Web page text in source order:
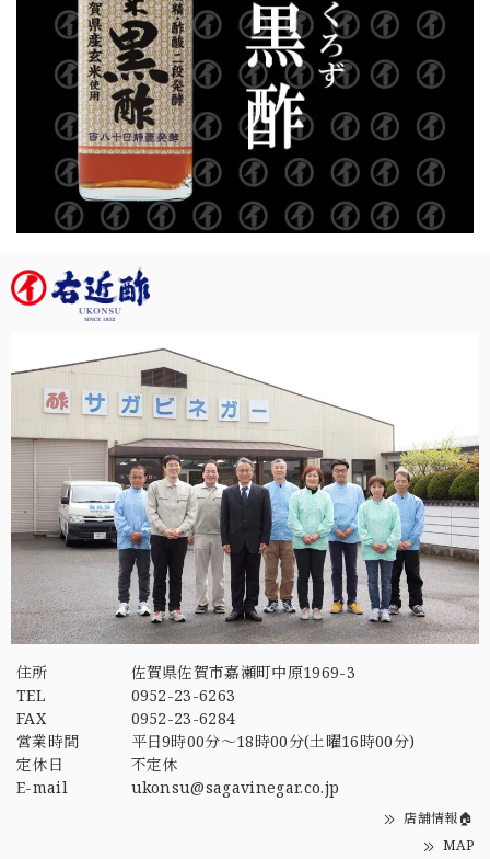
住所
佐賀県佐賀市嘉瀬町中原1969-3
TEL
0952-23-6263
FAX
0952-23-6284
営業時間
平日9時00分～18時00分(土曜16時00分)
定休日
不定休
E-mail
ukonsu@sagavinegar.co.jp
店舗情報🏠
MAP